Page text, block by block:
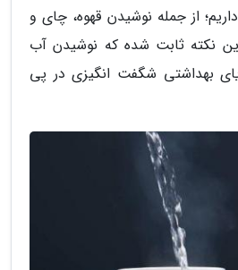
از جمله نوشیدن قهوه، چای و
نکته ثابت شده که نوشیدن آب
بهداشتی شگفت انگیزی در پی